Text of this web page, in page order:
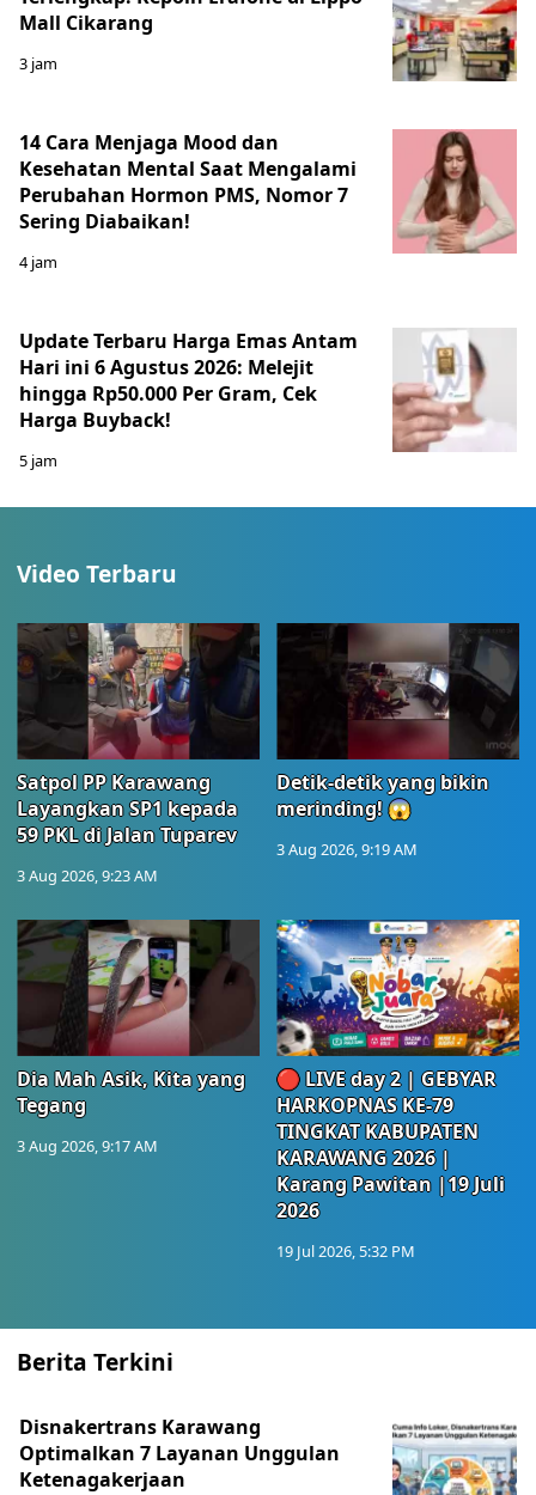
Mall Cikarang
3 jam
14 Cara Menjaga Mood dan
Kesehatan Mental Saat Mengalami
Perubahan Hormon PMS, Nomor 7
Sering Diabaikan!
4 jam
Update Terbaru Harga Emas Antam
Hari ini 6 Agustus 2026: Melejit
hingga Rp50.000 Per Gram, Cek
Harga Buyback!
5 jam
Video Terbaru
Satpol PP Karawang
Layangkan SP1 kepada
59 PKL di Jalan Tuparev
3 Aug 2026, 9:23 AM
Detik-detik yang bikin
merinding! 😱
3 Aug 2026, 9:19 AM
Dia Mah Asik, Kita yang
Tegang
3 Aug 2026, 9:17 AM
🔴 LIVE day 2 | GEBYAR
HARKOPNAS KE-79
TINGKAT KABUPATEN
KARAWANG 2026 |
Karang Pawitan |19 Juli
2026
19 Jul 2026, 5:32 PM
Berita Terkini
Disnakertrans Karawang
Optimalkan 7 Layanan Unggulan
Ketenagakerjaan